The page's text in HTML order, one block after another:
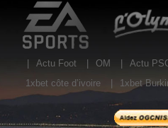
EA Sports
Actu Foot OM Actu
1xbet côte d’ivoire
1xbet